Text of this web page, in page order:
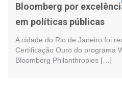
Bloomberg por
em políticas públicas
A cidade do Rio de Janeiro foi
Certificação Ouro do programa
Bloomberg Philanthropies […]